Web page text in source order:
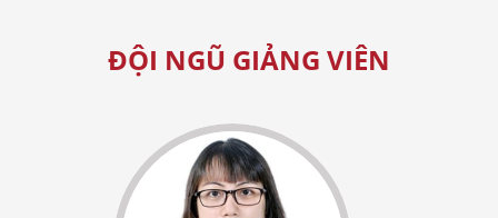
ĐỘI NGŨ GIẢNG VIÊN